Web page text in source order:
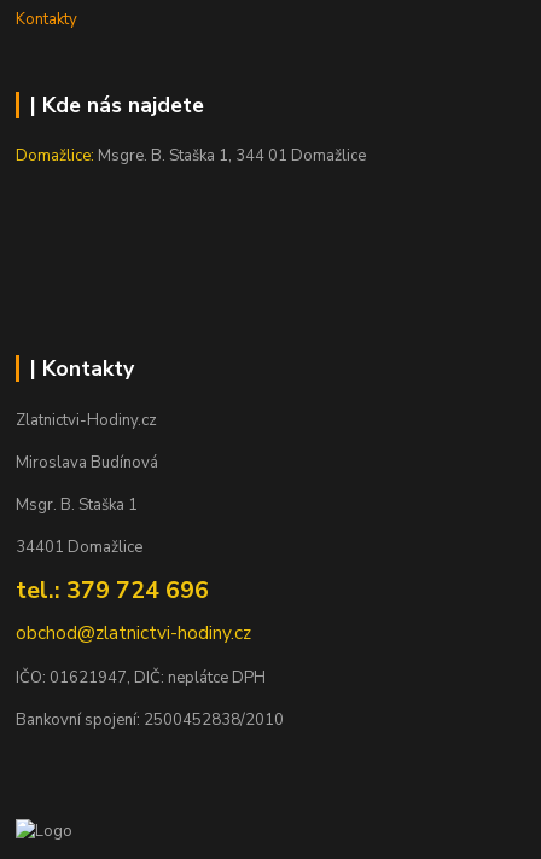
Kontakty
| Kde nás najdete
Domažlice: Msgre. B. Staška 1, 344 01 Domažlice
| Kontakty
Zlatnictvi-Hodiny.cz
Miroslava Budínová
Msgr. B. Staška 1
34401 Domažlice
tel.: 379 724 696
obchod@zlatnictvi-hodiny.cz
IČO: 01621947, DIČ: neplátce DPH
Bankovní spojení: 2500452838/2010